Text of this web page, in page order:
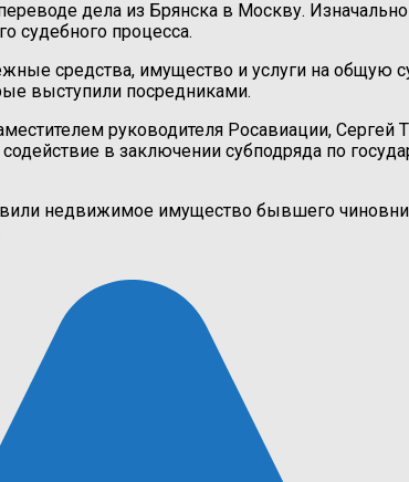
дела из Брянска в Москву.
судебного процесса.
средства, имущество и услуги на общую
выступили посредниками.
руководителя Росавиации,
в заключении субподряда по
недвижимое имущество бывшего